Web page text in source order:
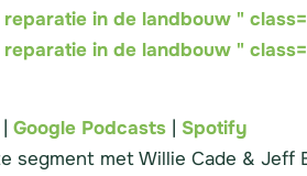
Google
in de landbouw "
in de landbouw "
| Google Podcasts | Spotify
segment met Willie Cade & Jeff